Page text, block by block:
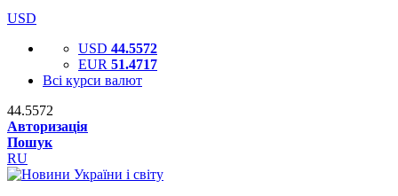
USD
USD 44.5572
EUR 51.4717
Всі курси валют
44.5572
Авторизація
Пошук
RU